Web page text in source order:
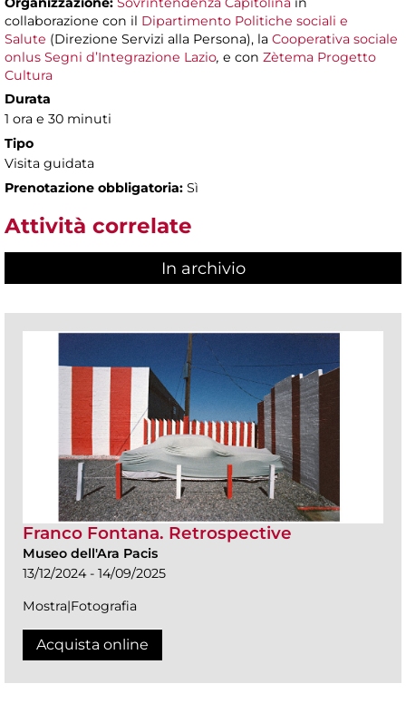
collaborazione con il Dipartimento Politiche sociali e
Salute (Direzione Servizi alla Persona), la Cooperativa sociale
onlus Segni d’Integrazione Lazio, e con Zètema Progetto
Cultura
Durata
1 ora e 30 minuti
Tipo
Visita guidata
Prenotazione obbligatoria: Sì
Attività correlate
In archivio
Franco Fontana. Retrospective
Museo dell'Ara Pacis
13/12/2024 - 14/09/2025
Mostra|Fotografia
Acquista online